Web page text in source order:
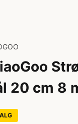
20 cm 8